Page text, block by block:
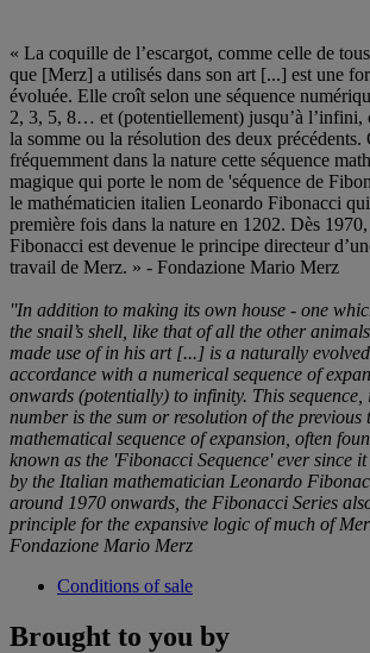
« La coquille de l’escargot, comme celle de
que [Merz] a utilisés dans son art [...] est une
évoluée. Elle croît selon une séquence
2, 3, 5, 8… et (potentiellement) jusqu’à l’infini,
la somme ou la résolution des deux précédents.
fréquemment dans la nature cette séquence
magique qui porte le nom de 'séquence de
le mathématicien italien Leonardo Fibonacci
première fois dans la nature en 1202. Dès
Fibonacci est devenue le principe directeur
travail de Merz. » - Fondazione Mario Merz
''In addition to making its own house - one
the snail’s shell, like that of all the other
made use of in his art [...] is a naturally
accordance with a numerical sequence of
onwards (potentially) to infinity. This sequence,
number is the sum or resolution of the previous
mathematical sequence of expansion, often
known as the 'Fibonacci Sequence' ever since
by the Italian mathematician Leonardo
around 1970 onwards, the Fibonacci Series
principle for the expansive logic of much of
Fondazione Mario Merz
Conditions of sale
Brought to you by